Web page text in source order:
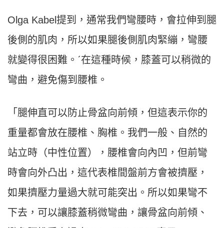
Olga Kabel提到，通常我們彎腰時，會拉伸到腿
後側的肌肉，所以如果腿後側肌肉緊繃，彎腰
就變得很困難。ˊ在這種時候，膝蓋可以稍微的
彎曲，避免傷到腰椎。
「腿伸直可以防止骨盆向前傾，但這表示你的
重量都會放在腰椎、胸椎。我們一般、自然的
站立時（中性位置），腰椎會向內凹，但前彎
時會向外凸出，這代表椎間盤前方會被擠壓，
如果擠壓力量過大就可能突出。所以如果彎不
下去，可以讓膝蓋稍微彎曲，讓骨盆向前傾、